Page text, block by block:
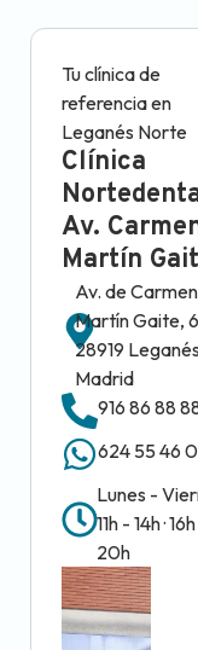
Tu clínica de
referencia en
Leganés Norte
Clínica
Av.
Martín
Av. de Carmen
Martín Gaite,
28919
Madrid
916 86 88
624 55 46
Lunes -
11h - 14h ·
20h